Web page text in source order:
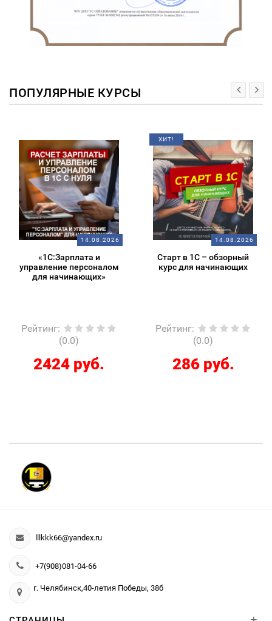
ПОПУЛЯРНЫЕ КУРСЫ
14.08.2026
«1С:Зарплата и
управление персоналом
для начинающих»
Рейтинг:
(0.0)
2424 руб.
ХИТ!
14.08.2026
Старт в 1С – обзорный
курс для начинающих
Рейтинг:
(0.0)
286 руб.
lllkkk66@yandex.ru
+7(908)081-04-66
г. Челябинск,40-летия Победы, 38б